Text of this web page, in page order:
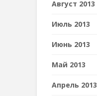
Август 2013
Июль 2013
Июнь 2013
Май 2013
Апрель 2013